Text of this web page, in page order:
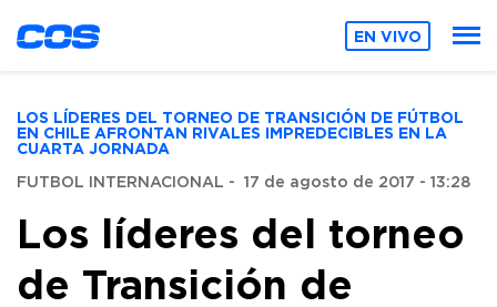
EN VIVO
LOS LÍDERES DEL TORNEO DE TRANSICIÓN DE FÚTBOL
EN CHILE AFRONTAN RIVALES IMPREDECIBLES EN LA
CUARTA JORNADA
FUTBOL INTERNACIONAL - 17 de agosto de 2017 - 13:28
Los líderes del torneo
de Transición de